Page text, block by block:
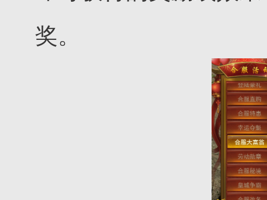
奖。